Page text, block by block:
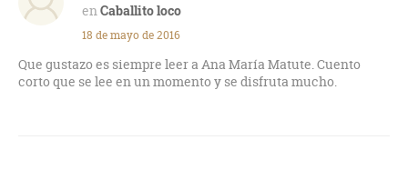
Una historia de fidelidad, angustias existenciales, lealtad a
prueba de todo, la amistad desinteresada y la incomprensión
que luego pasará factura y hará ver y entender, ya muy tarde,
muchas cosas. Buena historia escrita por la autora española,
sentimental y aleccionadora.
Caballito loco
18 de mayo de 2016
Que gustazo es siempre leer a Ana María Matute. Cuento
corto que se lee en un momento y se disfruta mucho.